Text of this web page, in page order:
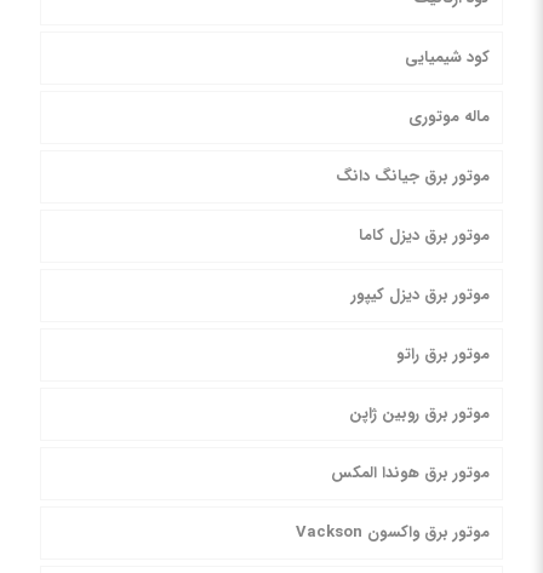
کود شیمیایی
ماله موتوری
موتور برق جیانگ دانگ
موتور برق دیزل کاما
موتور برق دیزل کیپور
موتور برق راتو
موتور برق روبین ژاپن
موتور برق هوندا المکس
موتور برق واکسون Vackson